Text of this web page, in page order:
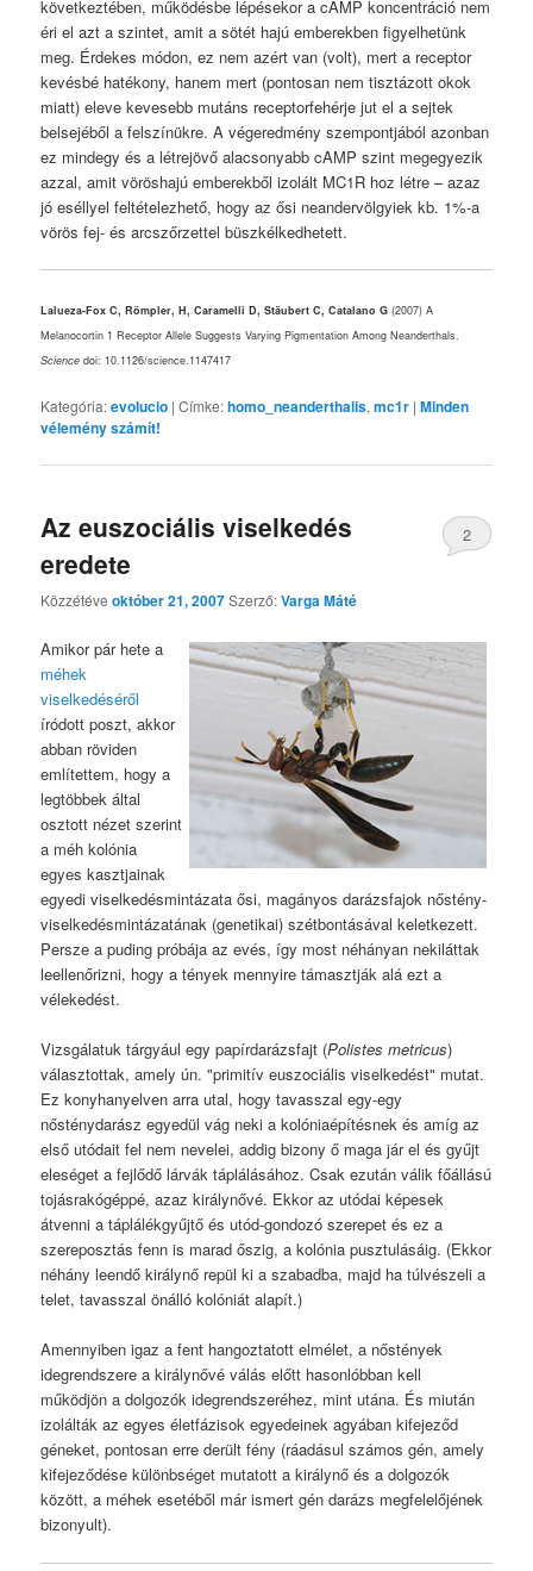
következtében, működésbe lépésekor a cAMP koncentráció nem
éri el azt a szintet, amit a sötét hajú emberekben figyelhetünk
meg. Érdekes módon, ez nem azért van (volt), mert a receptor
kevésbé hatékony, hanem mert (pontosan nem tisztázott okok
miatt) eleve kevesebb mutáns receptorfehérje jut el a sejtek
belsejéből a felszínükre. A végeredmény szempontjából azonban
ez mindegy és a létrejövő alacsonyabb cAMP szint megegyezik
azzal, amit vöröshajú emberekből izolált MC1R hoz létre – azaz
jó eséllyel feltételezhető, hogy az ősi neandervölgyiek kb. 1%-a
vörös fej- és arcszőrzettel büszkélkedhetett.
Lalueza-Fox C, Römpler, H, Caramelli D, Stäubert C, Catalano G (2007) A
Melanocortin 1 Receptor Allele Suggests Varying Pigmentation Among Neanderthals.
Science doi: 10.1126/science.1147417
Kategória:evolucio |Címke:homo_neanderthalis,mc1r |Minden
vélemény számít!
Az euszociális viselkedés
eredete
Közzétéveoktóber 21, 2007Szerző:Varga Máté
2
Amikor pár hete a
méhek
viselkedéséről
íródott poszt, akkor
abban röviden
említettem, hogy a
legtöbbek által
osztott nézet szerint
a méh kolónia
egyes kasztjainak
egyedi viselkedésmintázata ősi, magányos darázsfajok nőstény-
viselkedésmintázatának (genetikai) szétbontásával keletkezett.
Persze a puding próbája az evés, így most néhányan nekiláttak
leellenőrizni, hogy a tények mennyire támasztják alá ezt a
vélekedést.
Vizsgálatuk tárgyául egy papírdarázsfajt (Polistes metricus)
választottak, amely ún. "primitív euszociális viselkedést" mutat.
Ez konyhanyelven arra utal, hogy tavasszal egy-egy
nősténydarász egyedül vág neki a kolóniaépítésnek és amíg az
első utódait fel nem nevelei, addig bizony ő maga jár el és gyűjt
eleséget a fejlődő lárvák táplálásához. Csak ezután válik főállású
tojásrakógéppé, azaz királynővé. Ekkor az utódai képesek
átvenni a táplálékgyűjtő és utód-gondozó szerepet és ez a
szereposztás fenn is marad őszig, a kolónia pusztulásáig. (Ekkor
néhány leendő királynő repül ki a szabadba, majd ha túlvészeli a
telet, tavasszal önálló kolóniát alapít.)
Amennyiben igaz a fent hangoztatott elmélet, a nőstények
idegrendszere a királynővé válás előtt hasonlóbban kell
működjön a dolgozók idegrendszeréhez, mint utána. És miután
izolálták az egyes életfázisok egyedeinek agyában kifejeződ
géneket, pontosan erre derült fény (ráadásul számos gén, amely
kifejeződése különbséget mutatott a királynő és a dolgozók
között, a méhek esetéből már ismert gén darázs megfelelőjének
bizonyult).